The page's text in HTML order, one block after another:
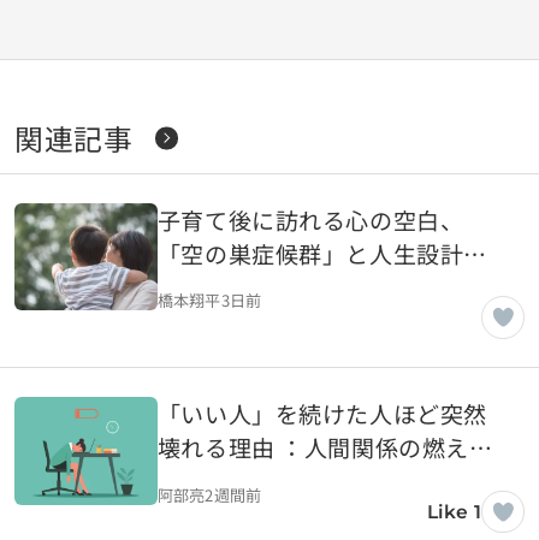
関連記事
子育て後に訪れる心の空白、
「空の巣症候群」と人生設計を
考える
橋本翔平3日前
「いい人」を続けた人ほど突然
壊れる理由 ：人間関係の燃え尽
きが起きるまで
阿部亮2週間前
Like 1